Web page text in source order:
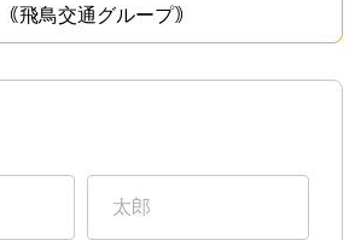
｟飛鳥交通グループ｠